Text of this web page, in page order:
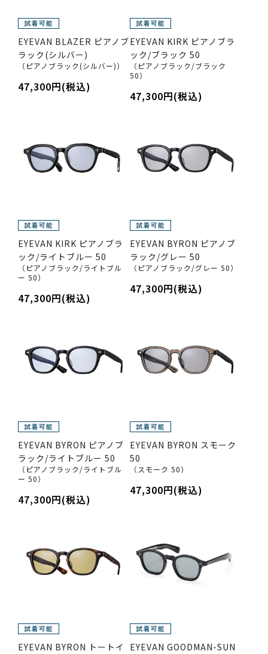
EYEVAN BLAZER ピアノブ
ラック(シルバー)
（ピアノブラック(シルバー)）
47,300円(税込)
EYEVAN KIRK ピアノブラ
ック/ブラック 50
（ピアノブラック/ブラック
50）
47,300円(税込)
EYEVAN KIRK ピアノブラ
ック/ライトブルー 50
（ピアノブラック/ライトブル
ー 50）
47,300円(税込)
EYEVAN BYRON ピアノブ
ラック/グレー 50
（ピアノブラック/グレー 50）
47,300円(税込)
EYEVAN BYRON ピアノブ
ラック/ライトブルー 50
（ピアノブラック/ライトブル
ー 50）
47,300円(税込)
EYEVAN BYRON スモーク
50
（スモーク 50）
47,300円(税込)
EYEVAN BYRON トートイ
EYEVAN GOODMAN-SUN